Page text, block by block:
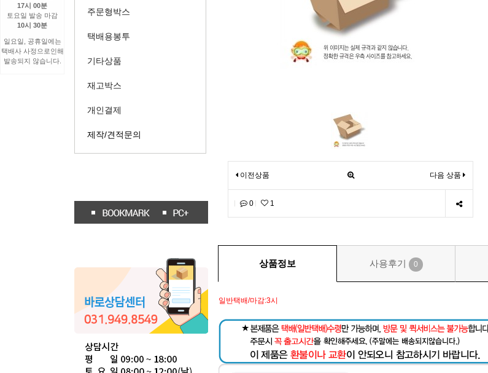
17시 00분
토요일 발송 마감
10시 30분
일요일, 공휴일에는
택배사 사정으로인해
발송되지 않습니다.
주문형박스
택배용봉투
기타상품
재고박스
개인결제
제작/견적문의
이전상품 다음 상품
0 1
상품정보 사용후기 0
일반택배/마감:3시